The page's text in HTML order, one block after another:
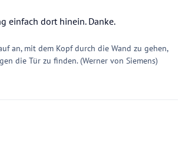
einfach dort hinein. Danke.
an, mit dem Kopf durch die Wand zu gehen,
die Tür zu finden. (Werner von Siemens)